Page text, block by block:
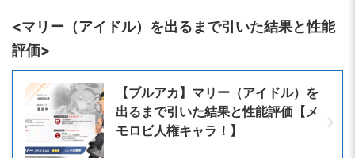
<マリー（アイドル）を出るまで引いた結果と性能
評価>
【ブルアカ】マリー（アイドル）を
出るまで引いた結果と性能評価【メ
モロビ人権キャラ！】